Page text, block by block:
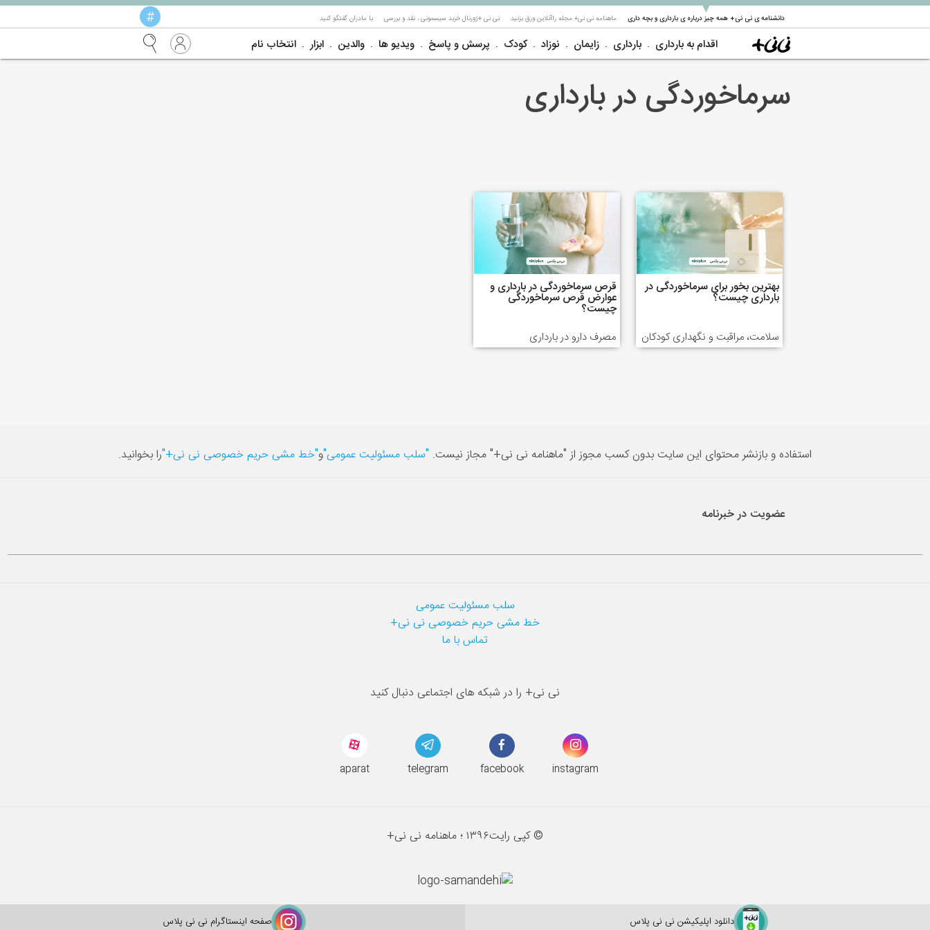
دانشنامه ی نی نی+ همه چیز درباره ی بارداری و بچه داری
▼ ماهنامه نی نی+ مجله راآنلاین ورق بزنید نی نی +ژورنال خربد سیسمونی ، نقد و بررسی با مادران گفتگو کنید #
اقدام به بارداری بارداری زایمان نوزاد کودک پرسش و پاسخ ویدیو ها والدین ابزار انتخاب نام
سرماخوردگی در بارداری
بهترین بخور برای سرماخوردگی در
بارداری چیست؟
سلامت، مراقبت و نگهداری کودکان
قرص سرماخوردگی در بارداری و
عوارض قرص سرماخوردگی
چیست؟
مصرف دارو در بارداری
استفاده و بازنشر محتوای این سایت بدون کسب مجوز از "ماهنامه نی نی+" مجاز نیست. "سلب مسئولیت عمومی"و"خط مشی حریم خصوصی نی نی+"را بخوانید.
عضویت در خبرنامه
سلب مسئولیت عمومی
خط مشی حریم خصوصی نی نی+
تماس با ما
نی نی+ را در شبکه های اجتماعی دنبال کنید
aparat telegram facebook instagram
© کپی رایت۱۳۹۶ ؛ ماهنامه نی نی+
دانلود اپلیکیشن نی نی پلاس صفحه اینستاگرام نی نی پلاس